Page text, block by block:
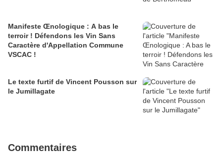
Manifeste Œnologique : A bas le
terroir ! Défendons les Vin Sans
Caractère d'Appellation Commune
VSCAC !
Le texte furtif de Vincent Pousson sur
le Jumillagate
Commentaires